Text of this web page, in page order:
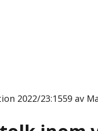
2022/23:1559 av